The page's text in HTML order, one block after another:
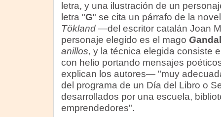
letra, y una ilustración de un
letra "G" se cita un párrafo de la
Tökland—del escritor catalán Joan
personaje elegido es el mago G
anillos, y la técnica elegida consiste
con helio portando mensajes
explican los autores— "muy
del programa de un Día del Libro o
desarrollados por una escuela,
emprendedores".